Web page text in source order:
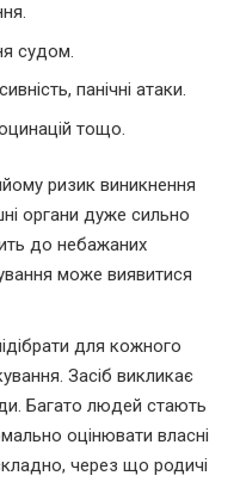
судом.
панічні атаки.
тощо.
ризик виникнення
органи дуже сильно
до небажаних
може виявитися
для кожного
Засіб викликає
Багато людей стають
оцінювати власні
через що родичі